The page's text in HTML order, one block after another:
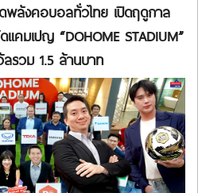
ลังคอบอลทั่วไทย เปิดฤดูกาล
มเปญ “DOHOME STADIUM”
รวม 1.5 ล้านบาท